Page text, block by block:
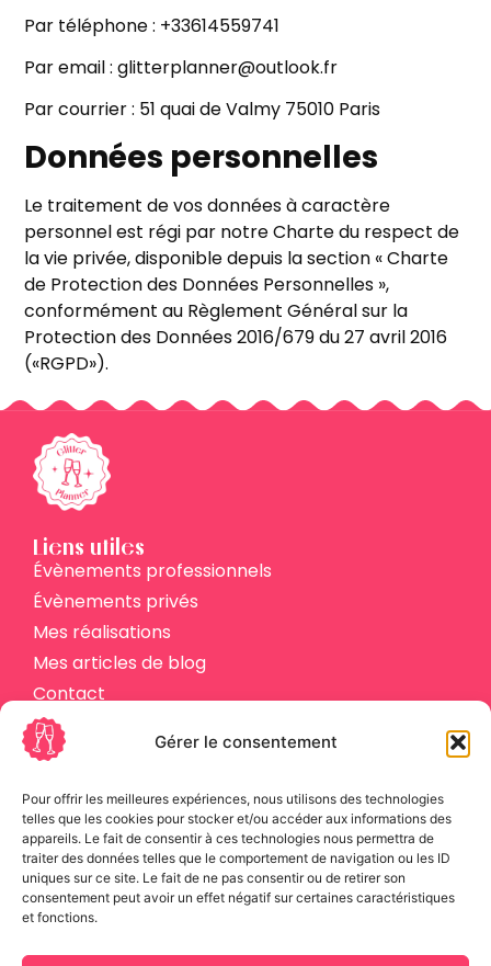
Gérer le consentement
Pour offrir les meilleures expériences, nous utilisons des technologies
telles que les cookies pour stocker et/ou accéder aux informations des
appareils. Le fait de consentir à ces technologies nous permettra de
traiter des données telles que le comportement de navigation ou les ID
uniques sur ce site. Le fait de ne pas consentir ou de retirer son
consentement peut avoir un effet négatif sur certaines caractéristiques
et fonctions.
Par téléphone : +33614559741
Par email : glitterplanner@outlook.fr
Par courrier : 51 quai de Valmy 75010 Paris
Données personnelles
Le traitement de vos données à caractère
personnel est régi par notre Charte du respect de
la vie privée, disponible depuis la section « Charte
de Protection des Données Personnelles »,
conformément au Règlement Général sur la
Protection des Données 2016/679 du 27 avril 2016
(«RGPD»).
Liens utiles
Évènements professionnels
Évènements privés
Mes réalisations
Mes articles de blog
Contact
Plan du site
Instagram
Linkedin
Contactez-moi
0614559741
glitterplanner@outlook.fr
Paris